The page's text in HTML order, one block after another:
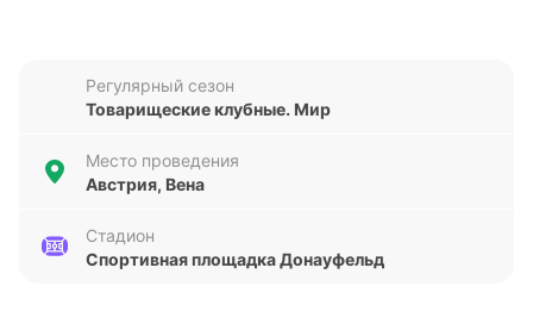
сыграл вничью и потерпел два поражения. Команда
победила «Цветль» (4:1), разошлась миром с
«Рапиду II» (4:6) и «Аустрии» (1:5).
«Донауфьелд» в последнее время демонстрирует
хорошую результативность — 15 голов в пяти
Регулярный сезон
Товарищеские клубные. Мир
Место проведения
Австрия, Вена
Стадион
Спортивная площадка Донауфельд